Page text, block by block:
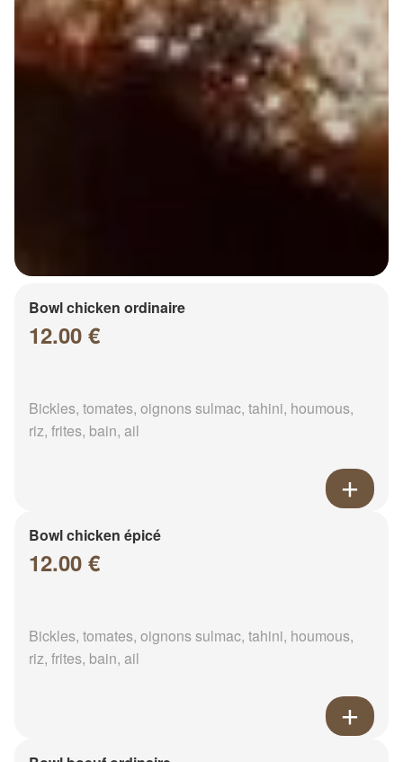
Bowl chicken ordinaire
12.00 €
Bickles, tomates, oignons sulmac, tahini, houmous,
riz, frites, bain, ail
Bowl chicken épicé
12.00 €
Bickles, tomates, oignons sulmac, tahini, houmous,
riz, frites, bain, ail